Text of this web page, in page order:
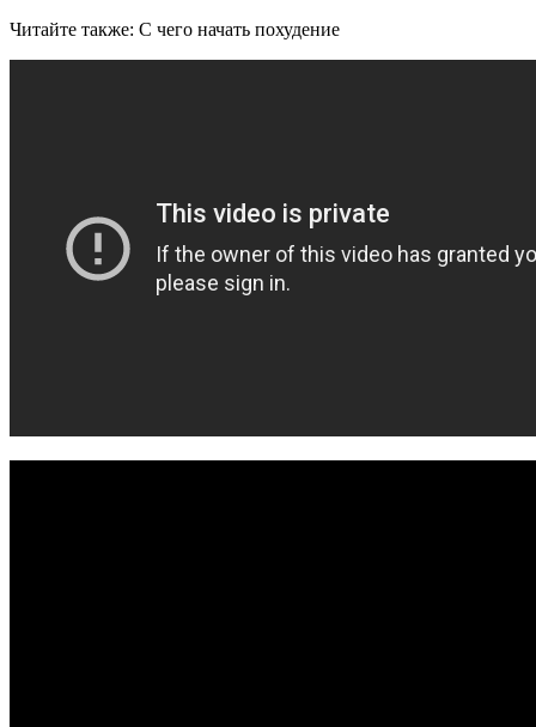
Читайте также: С чего начать похудение